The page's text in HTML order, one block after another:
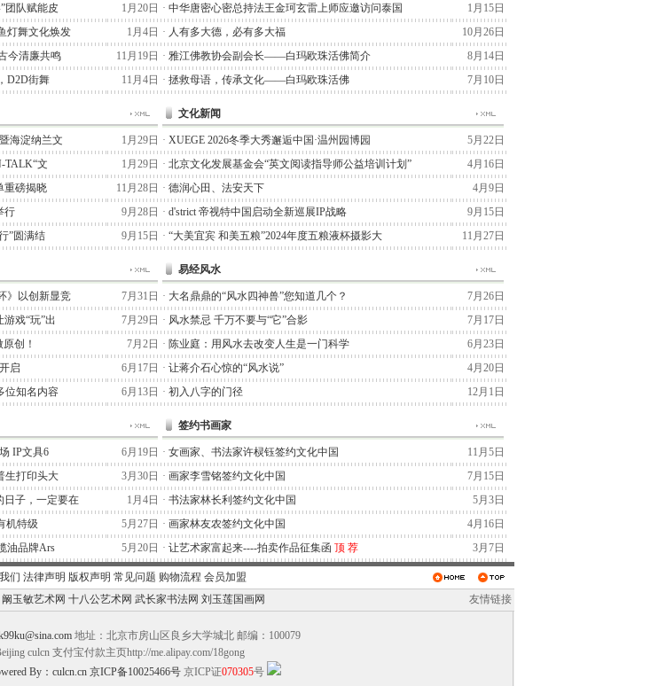
团队赋能皮
1月20日
灯舞文化焕发
1月4日
今清廉共鸣
11月19日
D2D街舞 11月4日
· 中华唐密心密总持法王金珂玄雷上师应邀访问泰国
1月15日
· 人有多大德，必有多大福
10月26日
· 雅江佛教协会副会长——白玛欧珠活佛简介
8月14日
· 拯救母语，传承文化——白玛欧珠活佛 7月10日
海淀纳兰文
1月29日
TALK“文
1月29日
重磅揭晓
11月28日
行
9月28日
”圆满结 9月15日
文化新闻
· XUEGE 2026冬季大秀邂逅中国·温州园博园
5月22日
· 北京文化发展基金会“英文阅读指导师公益培训计划”
4月16日
· 德润心田、法安天下
4月9日
· d'strict 帝视特中国启动全新巡展IP战略
9月15日
· “大美宜宾 和美五粮”2024年度五粮液杯摄影大 11月27日
》以创新显竞
7月31日
戏“玩”出
7月29日
创！
7月2日
启
6月17日
位知名内容 6月13日
易经风水
· 大名鼎鼎的“风水四神兽”您知道几个？
7月26日
· 风水禁忌 千万不要与“它”合影
7月17日
· 陈业庭：用风水去改变人生是一门科学
6月23日
· 让蒋介石心惊的“风水说”
4月20日
· 初入八字的门径 12月1日
IP文具6
6月19日
生打印头大
3月30日
日子，一定要在
1月4日
机特级
5月27日
油品牌Ars 5月20日
签约书画家
· 女画家、书法家许棂钰签约文化中国
11月5日
· 画家李雪铭签约文化中国
7月15日
· 书法家林长利签约文化中国
5月3日
· 画家林友农签约文化中国
4月16日
· 让艺术家富起来----拍卖作品征集函 顶 荐 3月7日
们 法律声明 版权声明 常见问题 购物流程 会员加盟
阚玉敏艺术网 十八公艺术网 武长家书法网 刘玉莲国画网 友情链接
地址：北京市房山区良乡大学城北 邮编：100079
culcn 支付宝付款主页http://me.alipay.com/18gong
By：culcn.cn 京ICP备10025466号 京ICP证070305号